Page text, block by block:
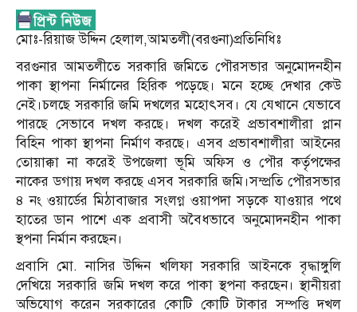
মোঃ-রিয়াজ উদ্দিন হেলাল,আমতলী(বরগুনা)প্রতিনিধিঃ
বরগুনার আমতলীতে সরকারি জমিতে পৌরসভার অনুমোদনহীন
পাকা স্থাপনা নির্মানের হিরিক পড়েছে। মনে হচ্ছে দেখার কেউ
নেই।চলছে সরকারি জমি দখলের মহোৎসব। যে যেখানে যেভাবে
পারছে সেভাবে দখল করছে। দখল করেই প্রভাবশালীরা প্লান
বিহিন পাকা স্থাপনা নির্মাণ করছে। এসব প্রভাবশালীরা আইনের
তোয়াক্কা না করেই উপজেলা ভূমি অফিস ও পৌর কর্তৃপক্ষের
নাকের ডগায় দখল করছে এসব সরকারি জমি।সম্প্রতি পৌরসভার
৪ নং ওয়ার্ডের মিঠাবাজার সংলগ্ন ওয়াপদা সড়কে যাওয়ার পথে
হাতের ডান পাশে এক প্রবাসী অবৈধভাবে অনুমোদনহীন পাকা
স্থপনা নির্মান করছেন।
প্রবাসি মো. নাসির উদ্দিন খলিফা সরকারি আইনকে বৃদ্ধাঙ্গুলি
দেখিয়ে সরকারি জমি দখল করে পাকা স্থপনা করছেন। স্থানীয়রা
অভিযোগ করেন সরকারের কোটি কোটি টাকার সম্পত্তি দখল